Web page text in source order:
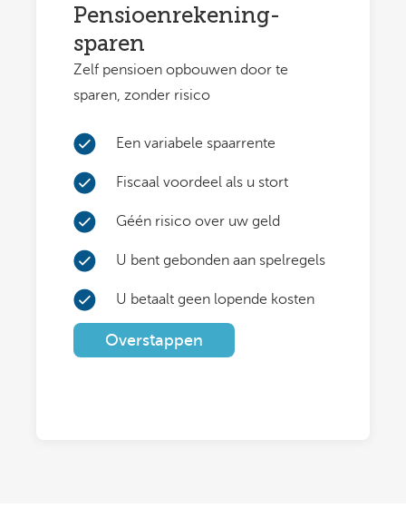
Pensioenrekening-
sparen
Zelf pensioen opbouwen door te
sparen, zonder risico
Een variabele spaarrente
Fiscaal voordeel als u stort
Géén risico over uw geld
U bent gebonden aan spelregels
U betaalt geen lopende kosten
Overstappen